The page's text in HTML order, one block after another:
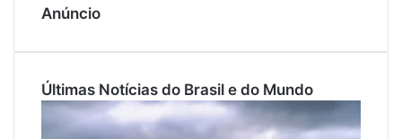
Anúncio
Últimas Notícias do Brasil e do Mundo